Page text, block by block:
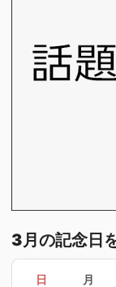
3月の記念日
日 月